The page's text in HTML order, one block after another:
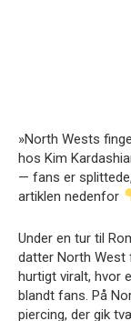
»North Wests
hos Kim
— fans er
artiklen nedenfor
Under en tur til
datter North West
hurtigt viralt, hvor
blandt fans. På
piercing, der gik